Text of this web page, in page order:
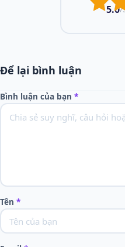
5.0/
Để lại bình luận
Bình luận của bạn *
Tên *